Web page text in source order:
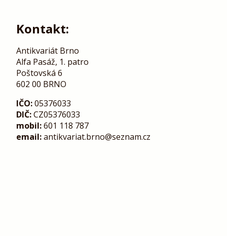
Kontakt:
Antikvariát Brno
Alfa Pasáž, 1. patro
Poštovská 6
602 00 BRNO
IČO:05376033
DIČ:CZ05376033
mobil:601 118 787
email:antikvariat.brno@seznam.cz